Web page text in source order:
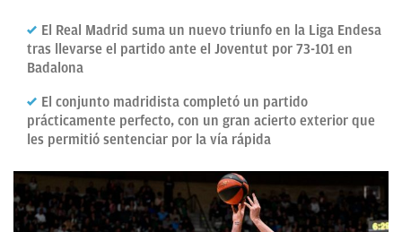
CANTERA
FICHAJES
DIRECTO
FEMENINO
PAPARAZZI
OKDIARIO
El Real Madrid suma un nuevo triunfo en la Liga Endesa
tras llevarse el partido ante el Joventut por 73-101 en
Badalona
El conjunto madridista completó un partido
prácticamente perfecto, con un gran acierto exterior que
les permitió sentenciar por la vía rápida